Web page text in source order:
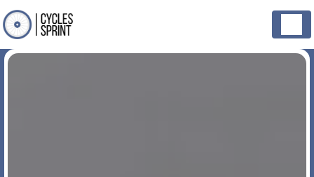
Panneau de gestion des cookies